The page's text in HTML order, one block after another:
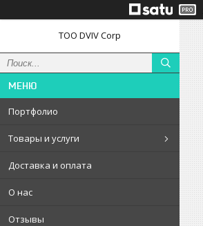
ТОО DVIV Corp
Портфолио
Товары и услуги
Доставка и оплата
О нас
Отзывы